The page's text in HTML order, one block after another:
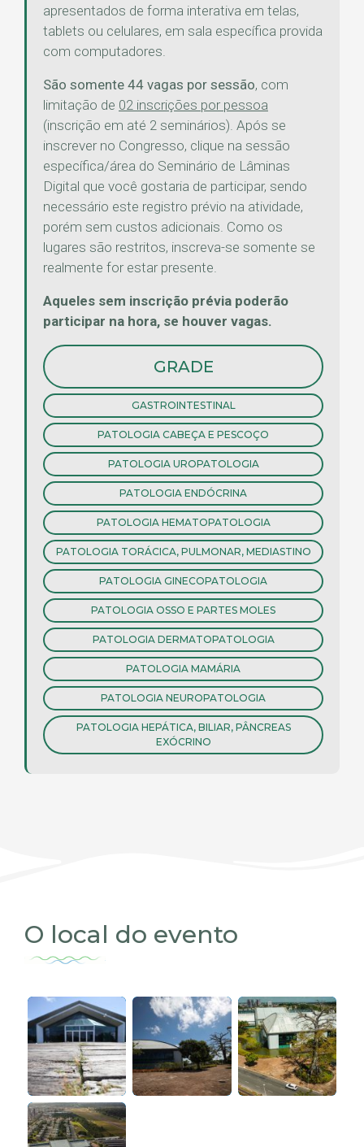
apresentados de forma interativa em telas,
tablets ou celulares, em sala específica provida
com computadores.
São somente 44 vagas por sessão, com
limitação de 02 inscrições por pessoa
(inscrição em até 2 seminários). Após se
inscrever no Congresso, clique na sessão
específica/área do Seminário de Lâminas
Digital que você gostaria de participar, sendo
necessário este registro prévio na atividade,
porém sem custos adicionais. Como os
lugares são restritos, inscreva-se somente se
realmente for estar presente.
Aqueles sem inscrição prévia poderão
participar na hora, se houver vagas.
GRADE
GASTROINTESTINAL
PATOLOGIA CABEÇA E PESCOÇO
PATOLOGIA UROPATOLOGIA
PATOLOGIA ENDÓCRINA
PATOLOGIA HEMATOPATOLOGIA
PATOLOGIA TORÁCICA, PULMONAR, MEDIASTINO
PATOLOGIA GINECOPATOLOGIA
PATOLOGIA OSSO E PARTES MOLES
PATOLOGIA DERMATOPATOLOGIA
PATOLOGIA MAMÁRIA
PATOLOGIA NEUROPATOLOGIA
PATOLOGIA HEPÁTICA, BILIAR, PÂNCREAS
EXÓCRINO
O local do evento